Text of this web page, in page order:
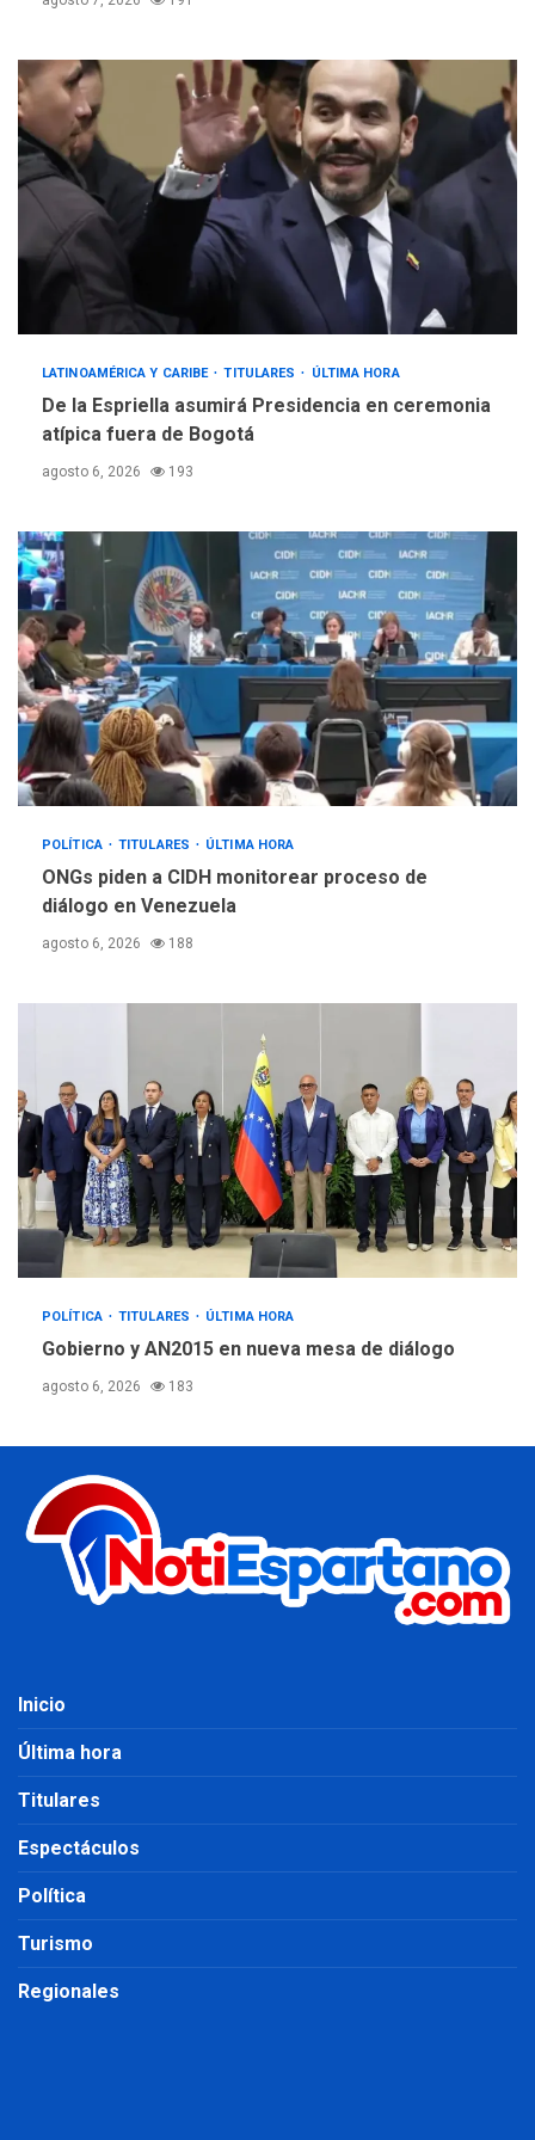
LATINOAMÉRICA Y CARIBE TITULARES ÚLTIMA HORA
De la Espriella asumirá Presidencia en ceremonia
atípica fuera de Bogotá
agosto 6, 2026 193
POLÍTICA TITULARES ÚLTIMA HORA
ONGs piden a CIDH monitorear proceso de
diálogo en Venezuela
agosto 6, 2026 188
POLÍTICA TITULARES ÚLTIMA HORA
Gobierno y AN2015 en nueva mesa de diálogo
agosto 6, 2026 183
Inicio
Última hora
Titulares
Espectáculos
Política
Turismo
Regionales